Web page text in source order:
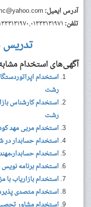
آدرس ایمیل:
تلفن:
آگهی‌های استخدام
استخدام
رشت
استخدام کارشناس
رشت
استخدام مربی مهد
استخدام حسابدار
استخدام
استخدام برنامه نویس PHP،در آرمان کیش از مازندران برای رشت
استخدام بازاریاب با
استخدام متصدی